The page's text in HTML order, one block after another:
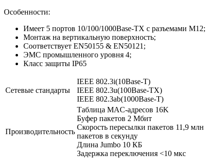
Особенности:
Имеет 5 портов 10/100/1000Base-TX с разъемами M12;
Монтаж на вертикальную поверхность;
Cоответствует EN50155 & EN50121;
ЭМС промышленного уровня 4;
Класс защиты IP65
Сетевые стандарты
IEEE 802.3i(10Base-T)
IEEE 802.3u(100Base-TX)
IEEE 802.3ab(1000Base-T)
Производительность
Таблица MAC-адресов 16K
Буфер пакетов 2 Мбит
Скорость пересылки пакетов 11,9 млн
пакетов в секунду
Длина Jumbo 10 КБ
Задержка переключения <10 мкс